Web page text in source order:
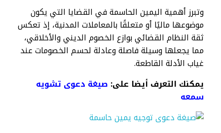
وتبرز أهمية اليمين الحاسمة في القضايا التي يكون
موضوعها ماليًا أو متعلقًا بالمعاملات المدنية، إذ تعكس
ثقة النظام القضائي بوازع الخصوم الديني والأخلاقي،
مما يجعلها وسيلة فاصلة وعادلة لحسم الخصومات عند
غياب الأدلة القاطعة.
يمكنك التعرف أيضا على: صيغة دعوى تشويه
سمعه